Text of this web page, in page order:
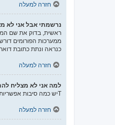
חזרה למעלה
נרשמתי אבל אני לא
ממערכות הפורומים
כנראה ונתת כתובת
חזרה למעלה
למה אני לא מצליח
Tיש כמה סיבות אפשריות לכך. קודם כל, ודא ששם המשתמש והססמה שלך נכונים. אם הם נכונים, צור קשר עם מנהל ראשי כדי לוודא שלא נחסמת. לחילופין, יכול להיות שיש שגיאה בהגדרות האתר שהמנהלים שלו יצטרכו לתקן.
חזרה למעלה